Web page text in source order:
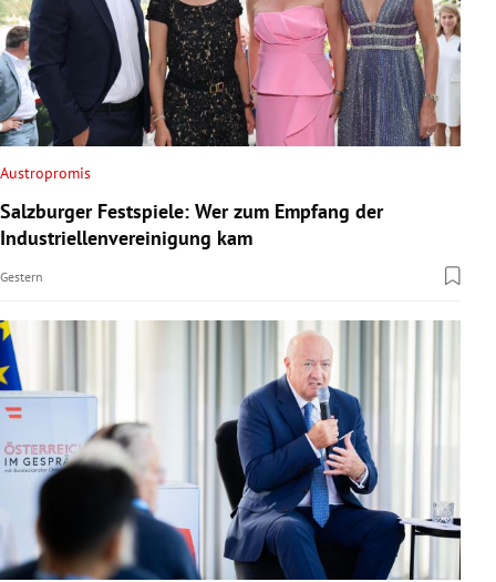
Austropromis
Salzburger Festspiele: Wer zum Empfang der
Industriellenvereinigung kam
Gestern